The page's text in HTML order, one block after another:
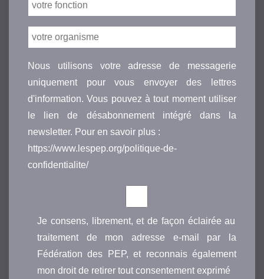
Nous utilisons votre adresse de messagerie
uniquement pour vous envoyer des lettres
d'information. Vous pouvez à tout moment utiliser
le lien de désabonnement intégré dans la
newsletter. Pour en savoir plus :
https://www.lespep.org/politique-de-
confidentialite/
Je consens, librement, et de façon éclairée au
traitement de mon adresse e-mail par la
Fédération des PEP, et reconnais également
mon droit de retirer tout consentement exprimé